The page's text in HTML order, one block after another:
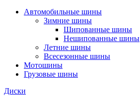
Автомобильные шины
Зимние шины
Шипованные шины
Нешипованные шины
Летние шины
Всесезонные шины
Мотошины
Грузовые шины
Диски